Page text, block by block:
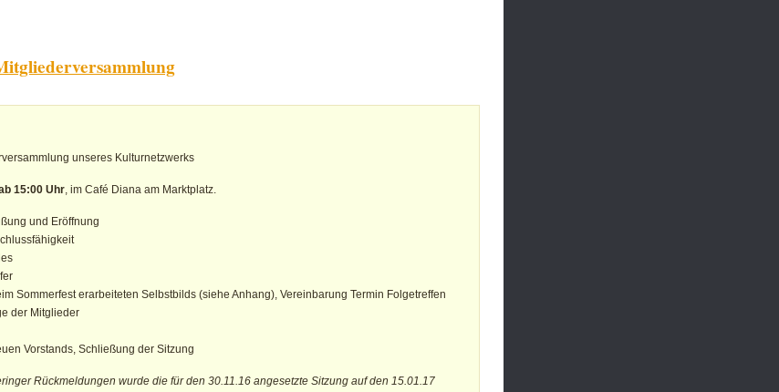
unseres Kulturnetzwerks
15:00 Uhr, im Café Diana am Marktplatz.
und Eröffnung
Sommerfest erarbeiteten Selbstbilds (siehe Anhang), Vereinbarung Termin Folgetreffen
der Mitglieder
Vorstands, Schließung der Sitzung
Rückmeldungen wurde die für den 30.11.16 angesetzte Sitzung auf den 15.01.17